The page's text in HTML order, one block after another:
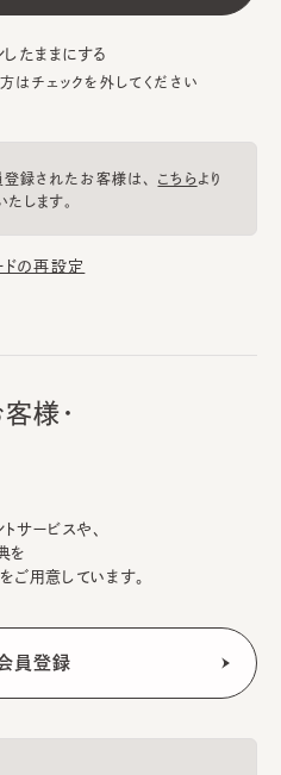
したままにする
チェックを外してください
録されたお客様は、 こちらより
します。
ドの再設定
様・
サービスや、
を
ご用意しています。